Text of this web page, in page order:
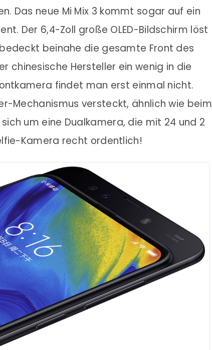
Das neue Mi Mix 3 kommt sogar auf ein
Der 6,4-Zoll große OLED-Bildschirm löst
beinahe die gesamte Front des
chinesische Hersteller ein wenig in die
findet man erst einmal nicht.
Mechanismus versteckt, ähnlich wie beim
um eine Dualkamera, die mit 24 und 2
Kamera recht ordentlich!